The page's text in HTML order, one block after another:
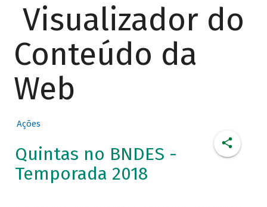
Visualizador do
Conteúdo da
Web
Ações
Quintas no BNDES -
Temporada 2018